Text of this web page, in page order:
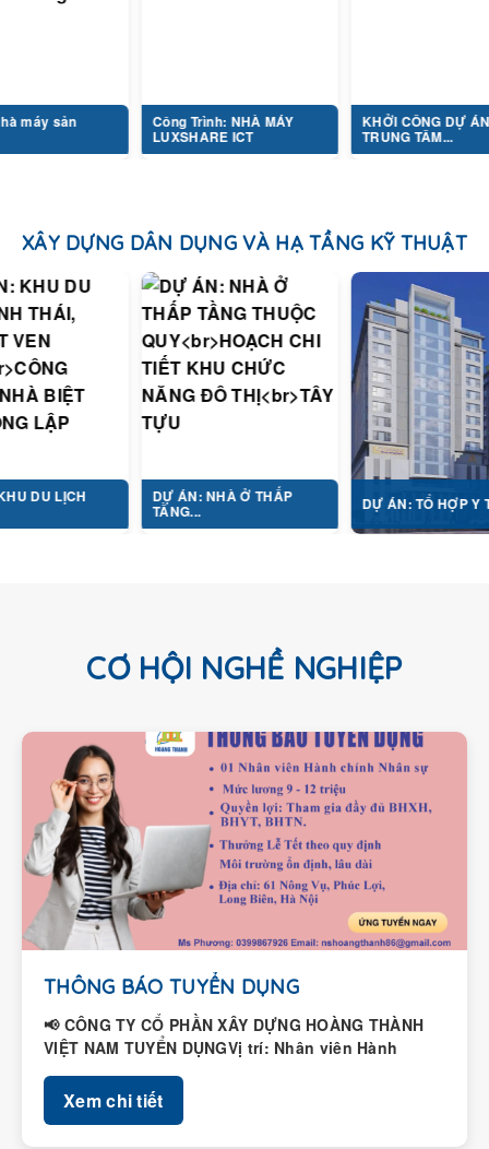
LUXSHARE ICT TRUNG TÂM...
TẦNG... DỰ ÁN: TỔ HỢP Y TẾ...
CƠ HỘI NGHỀ NGHIỆP
THÔNG BÁO TUYỂN DỤNG
📢 CÔNG TY CỔ PHẦN XÂY DỰNG HOÀNG THÀNH
VIỆT NAM TUYỂN DỤNGVị trí: Nhân viên Hành
chính – Nhân...
Xem chi tiết